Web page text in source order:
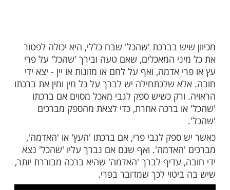
עוד תוכן חדש ומפתיע! התחברו לכל
שלנו בתהיליםבלחיצה כאן >>>​
בברכת 'שהכל' שבח כללי, היא יכולה לפטור
המאכלים, שאם טעה ובירך 'שהכל' על פרי
אדמה, ואף על לחם או מזונות או יין - יצא ידי